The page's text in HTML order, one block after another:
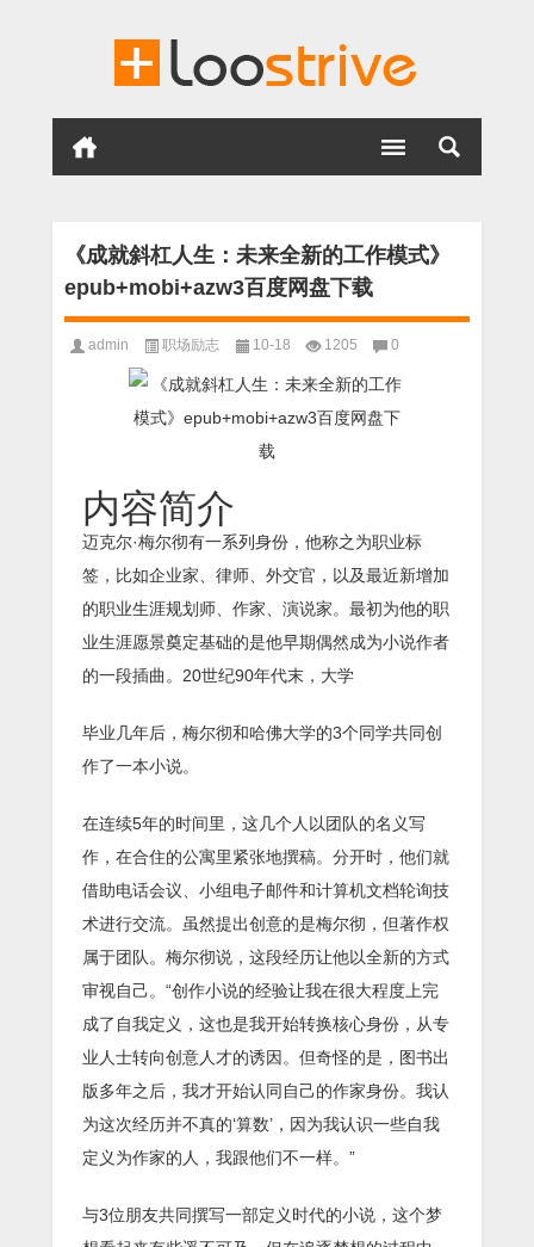
《成就斜杠人生：未来全新的工作模式》
epub+mobi+azw3百度网盘下载
admin 职场励志 10-18 1205 0
内容简介
迈克尔·梅尔彻有一系列身份，他称之为职业标
签，比如企业家、律师、外交官，以及最近新增加
的职业生涯规划师、作家、演说家。最初为他的职
业生涯愿景奠定基础的是他早期偶然成为小说作者
的一段插曲。20世纪90年代末，大学
毕业几年后，梅尔彻和哈佛大学的3个同学共同创
作了一本小说。
在连续5年的时间里，这几个人以团队的名义写
作，在合住的公寓里紧张地撰稿。分开时，他们就
借助电话会议、小组电子邮件和计算机文档轮询技
术进行交流。虽然提出创意的是梅尔彻，但著作权
属于团队。梅尔彻说，这段经历让他以全新的方式
审视自己。“创作小说的经验让我在很大程度上完
成了自我定义，这也是我开始转换核心身份，从专
业人士转向创意人才的诱因。但奇怪的是，图书出
版多年之后，我才开始认同自己的作家身份。我认
为这次经历并不真的‘算数’，因为我认识一些自我
定义为作家的人，我跟他们不一样。”
与3位朋友共同撰写一部定义时代的小说，这个梦